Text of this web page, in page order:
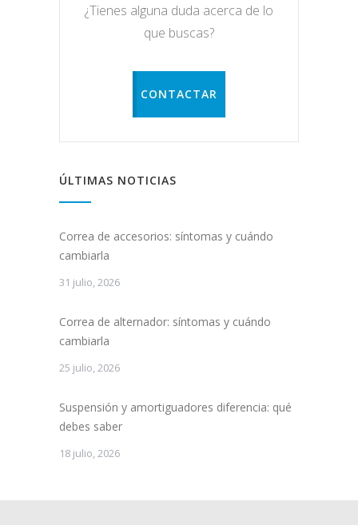
¿Tienes alguna duda acerca de lo
que buscas?
CONTACTAR
ÚLTIMAS NOTICIAS
Correa de accesorios: síntomas y cuándo
cambiarla
31 julio, 2026
Correa de alternador: síntomas y cuándo
cambiarla
25 julio, 2026
Suspensión y amortiguadores diferencia: qué
debes saber
18 julio, 2026